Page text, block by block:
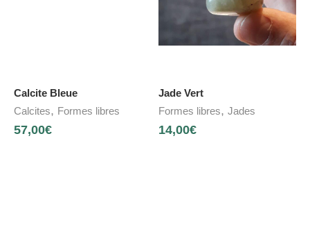
Calcite Bleue
Calcites, Formes libres
57,00€
Jade Vert
Formes libres, Jades
14,00€